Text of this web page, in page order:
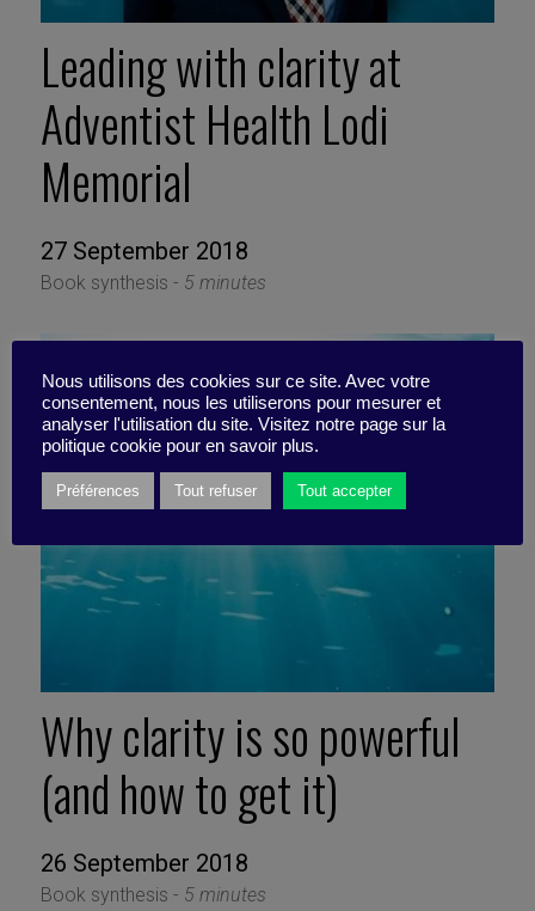
Leading with clarity at
Adventist Health Lodi
Memorial
27 September 2018
Book synthesis - 5 minutes
Why clarity is so powerful
(and how to get it)
26 September 2018
Book synthesis - 5 minutes
Nous utilisons des cookies sur ce site. Avec votre
consentement, nous les utiliserons pour mesurer et
analyser l'utilisation du site. Visitez notre page sur la
politique cookie pour en savoir plus.
Préférences Tout refuser Tout accepter